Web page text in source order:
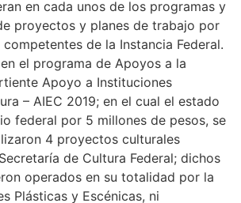
en cada unos de los programas y
proyectos y planes de trabajo por
de la Instancia Federal.
el programa de Apoyos a la
Apoyo a Instituciones
– AIEC 2019; en el cual el estado
federal por 5 millones de pesos, se
4 proyectos culturales
de Cultura Federal; dichos
operados en su totalidad por la
Plásticas y Escénicas, ni